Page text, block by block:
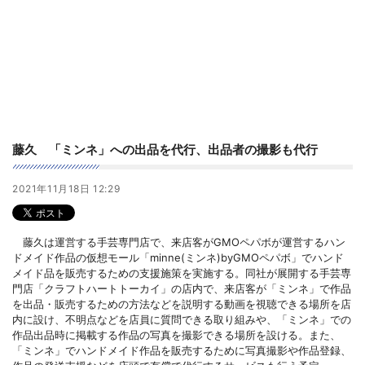
藤久 「ミンネ」への出品を代行、出品者の撮影も代行
2021年11月18日 12:29
藤久は運営する手芸専門店で、来店客がGMOペパボが運営するハン
ドメイド作品の仮想モール「minne(ミンネ)byGMOペパボ」でハンド
メイド品を販売するための支援施策を実施する。同社が展開する手芸専
門店「クラフトハートトーカイ」の店内で、来店客が「ミンネ」で作品
を出品・販売するための方法などを説明する動画を視聴できる場所を店
内に設け、不明点などを店員に質問できる取り組みや、「ミンネ」での
作品出品時に掲載する作品の写真を撮影できる場所を設ける。また、
「ミンネ」でハンドメイド作品を販売するために写真撮影や作品登録、